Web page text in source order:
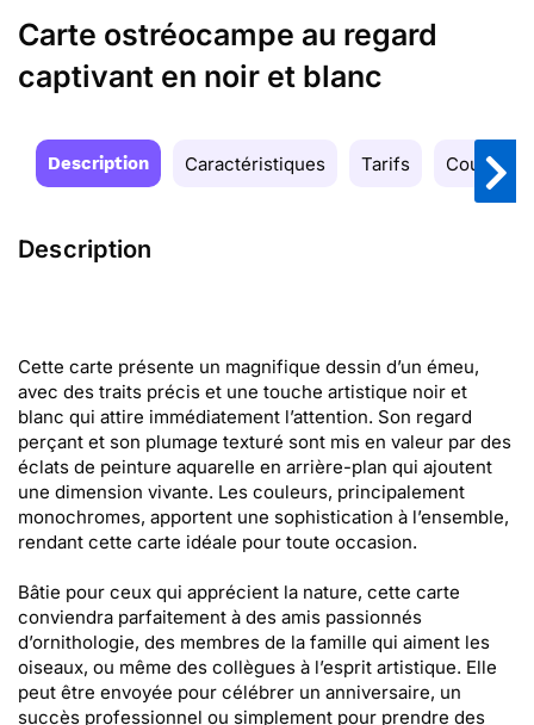
Carte ostréocampe au regard
captivant en noir et blanc
Description Caractéristiques Tarifs Couleurs
Description
Cette carte présente un magnifique dessin d’un émeu,
avec des traits précis et une touche artistique noir et
blanc qui attire immédiatement l’attention. Son regard
perçant et son plumage texturé sont mis en valeur par des
éclats de peinture aquarelle en arrière-plan qui ajoutent
une dimension vivante. Les couleurs, principalement
monochromes, apportent une sophistication à l’ensemble,
rendant cette carte idéale pour toute occasion.
Bâtie pour ceux qui apprécient la nature, cette carte
conviendra parfaitement à des amis passionnés
d’ornithologie, des membres de la famille qui aiment les
oiseaux, ou même des collègues à l’esprit artistique. Elle
peut être envoyée pour célébrer un anniversaire, un
succès professionnel ou simplement pour prendre des